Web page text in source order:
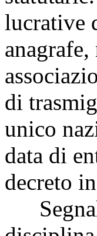
lucrative
di
unico
data di
decreto